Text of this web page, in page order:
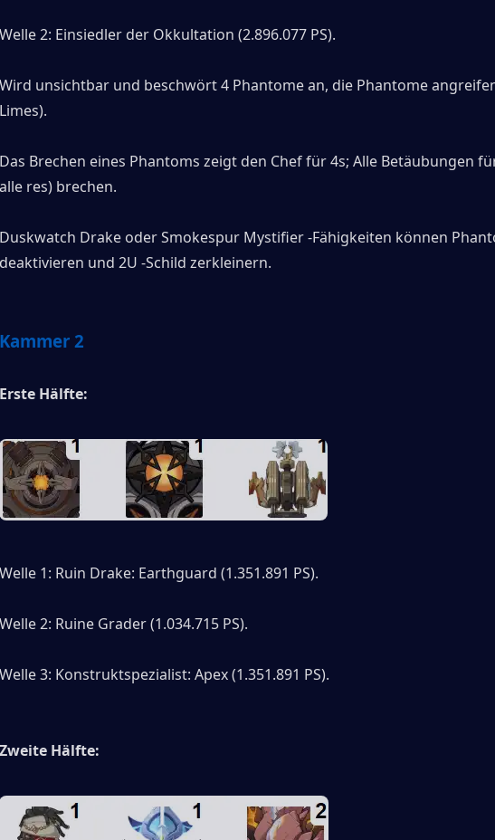
Welle 2: Einsiedler der Okkultation (2.896.077 PS).
Wird unsichtbar und beschwört 4 Phantome an, die Phantome
Limes).
Das Brechen eines Phantoms zeigt den Chef für 4s; Alle Betäubungen
alle res) brechen.
Duskwatch Drake oder Smokespur Mystifier -Fähigkeiten können
deaktivieren und 2U -Schild zerkleinern.
Kammer 2
Erste Hälfte:
Welle 1: Ruin Drake: Earthguard (1.351.891 PS).
Welle 2: Ruine Grader (1.034.715 PS).
Welle 3: Konstruktspezialist: Apex (1.351.891 PS).
Zweite Hälfte: